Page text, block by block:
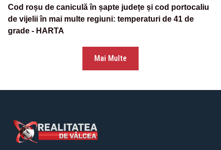
Cod roșu de caniculă în șapte județe și cod portocaliu
de vijelii în mai multe regiuni: temperaturi de 41 de
grade - HARTA
Mai Multe